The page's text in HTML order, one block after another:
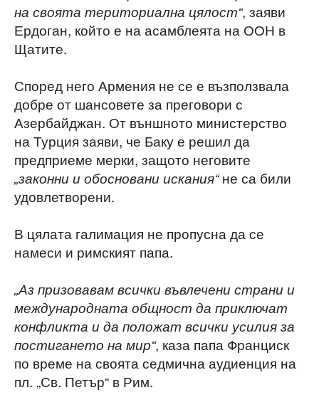
на своята териториална цялост“, заяви
Ердоган, който е на асамблеята на ООН в
Щатите.
Според него Армения не се е възползвала
добре от шансовете за преговори с
Азербайджан. От външното министерство
на Турция заяви, че Баку е решил да
предприеме мерки, защото неговите
„законни и обосновани искания“не са били
удовлетворени.
В цялата галимация не пропусна да се
намеси и римският папа.
„Аз призовавам всички въвлечени страни и
международната общност да приключат
конфликта и да положат всички усилия за
постигането на мир“, каза папа Франциск
по време на своята седмична аудиенция на
пл. „Св. Петър“ в Рим.